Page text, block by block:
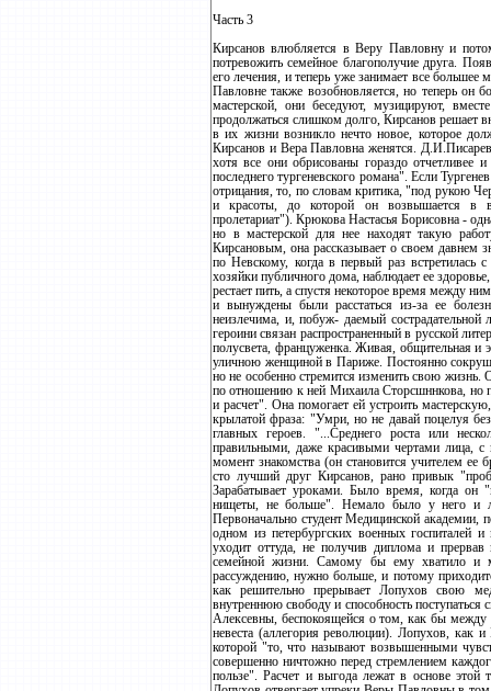
Часть 3
Кирсанов влюбляется в Веру Павловну и
потревожить семейное благополучие друга.
его лечения, и теперь уже занимает все
Павловне также возобновляется, но теперь он
мастерской, они беседуют, музицируют,
продолжаться слишком долго, Кирсанов решает
в их жизни возникло нечто новое, которое
Кирсанов и Вера Павловна женятся.
хотя все они обрисованы гораздо отчетливее
последнего тургеневского романа". Если
отрицания, то, по словам критика, "под рукою
и красоты, до которой он возвышается в
пролетариат"). Крюкова Настасья Борисовна -
но в мастерской для нее находят такую
Кирсановым, она рассказывает о своем давнем
по Невскому, когда в первый раз встретилась
хозяйки публичного дома, наблюдает ее
рестает пить, а спустя некоторое время между
и вынуждены были расстаться из-за ее
неизлечима, и, побуж- даемый
героини связан распространенный в русской
полусвета, француженка. Живая, общительная и
уличною женщиной в Париже. Постоянно
но не особенно стремится изменить свою
по отношению к ней Михаила Сторсшннкова, но
и расчет". Она помогает ей устроить
крылатой фраза: "Умри, но не давай поцелуя
главных героев. "...Среднего роста или
правильными, даже красивыми чертами лица,
момент знакомства (он становится учителем
сто лучший друг Кирсанов, рано привык
Зарабатывает уроками. Было время, когда он
нищеты, не больше". Немало было у него и
Первоначально студент Медицинской академии,
одном из петербургских военных госпиталей
уходит оттуда, не получив диплома и
семейной жизни. Самому бы ему хватило и
рассуждению, нужно больше, и потому
как решительно прерывает Лопухов свою
внутреннюю свободу и способность
Алексевны, беспокоящейся о том, как бы между
невеста (аллегория революции). Лопухов, как и
которой "то, что называют возвышенными
совершенно ничтожно перед стремлением
пользе". Расчет и выгода лежат в основе этой